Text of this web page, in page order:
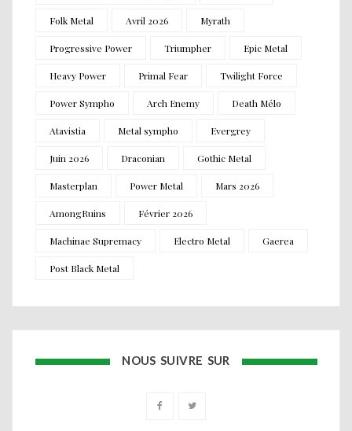
Folk Metal Avril 2026 Myrath
Progressive Power Triumpher Epic Metal
Heavy Power Primal Fear Twilight Force
Power Sympho Arch Enemy Death Mélo
Atavistia Metal sympho Evergrey
Juin 2026 Draconian Gothic Metal
Masterplan Power Metal Mars 2026
AmongRuins Février 2026
Machinae Supremacy Electro Metal Gaerea
Post Black Metal
NOUS SUIVRE SUR